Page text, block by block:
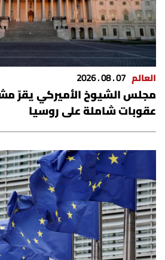
العالم 07 . 08 . 2026
مجلس الشيوخ الأميركي يقرّ
عقوبات شاملة على روسيا